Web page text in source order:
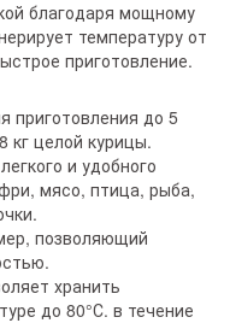
благодаря мощному
температуру от
приготовление.
приготовления до 5
кг целой курицы.
и удобного
мясо, птица, рыба,
позволяющий
хранить
до 80°С. в течение